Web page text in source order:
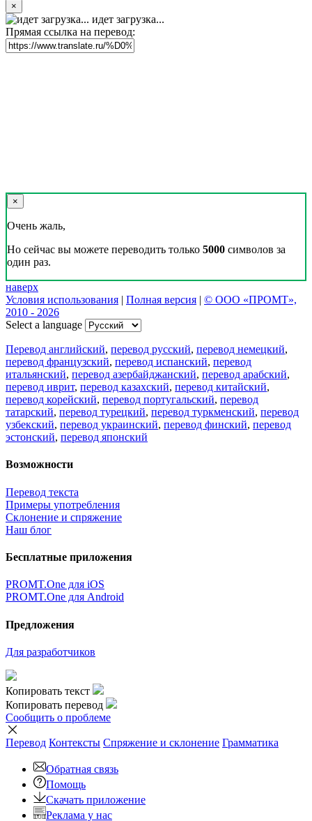
×
идет загрузка...
Прямая ссылка на перевод:
×
Очень жаль,
Но сейчас вы можете переводить только 5000 символов за
один раз.
наверх
Условия использования | Полная версия | © ООО «ПРОМТ»,
2010 - 2026
Select a language
Перевод английский, перевод русский, перевод немецкий,
перевод французский, перевод испанский, перевод
итальянский, перевод азербайджанский, перевод арабский,
перевод иврит, перевод казахский, перевод китайский,
перевод корейский, перевод португальский, перевод
татарский, перевод турецкий, перевод туркменский, перевод
узбекский, перевод украинский, перевод финский, перевод
эстонский, перевод японский
Возможности
Перевод текста
Примеры употребления
Склонение и спряжение
Наш блог
Бесплатные приложения
PROMT.One для iOS
PROMT.One для Android
Предложения
Для разработчиков
Копировать текст
Копировать перевод
Сообщить о проблеме
Перевод Контексты Спряжение и склонение Грамматика
Обратная связь
Помощь
Скачать приложение
Реклама у нас